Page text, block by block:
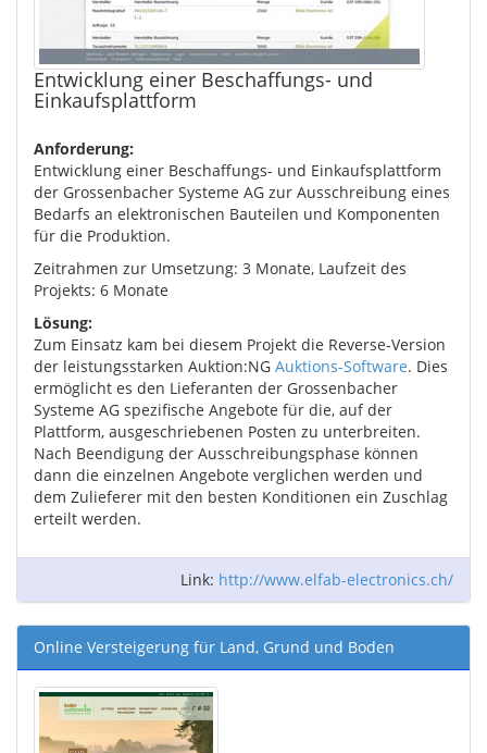
Entwicklung einer Beschaffungs- und
Einkaufsplattform
Anforderung:
Entwicklung einer Beschaffungs- und Einkaufsplattform
der Grossenbacher Systeme AG zur Ausschreibung eines
Bedarfs an elektronischen Bauteilen und Komponenten
für die Produktion.
Zeitrahmen zur Umsetzung: 3 Monate, Laufzeit des
Projekts: 6 Monate
Lösung:
Zum Einsatz kam bei diesem Projekt die Reverse-Version
der leistungsstarken Auktion:NG Auktions-Software. Dies
ermöglicht es den Lieferanten der Grossenbacher
Systeme AG spezifische Angebote für die, auf der
Plattform, ausgeschriebenen Posten zu unterbreiten.
Nach Beendigung der Ausschreibungsphase können
dann die einzelnen Angebote verglichen werden und
dem Zulieferer mit den besten Konditionen ein Zuschlag
erteilt werden.
Link: http://www.elfab-electronics.ch/
Online Versteigerung für Land, Grund und Boden